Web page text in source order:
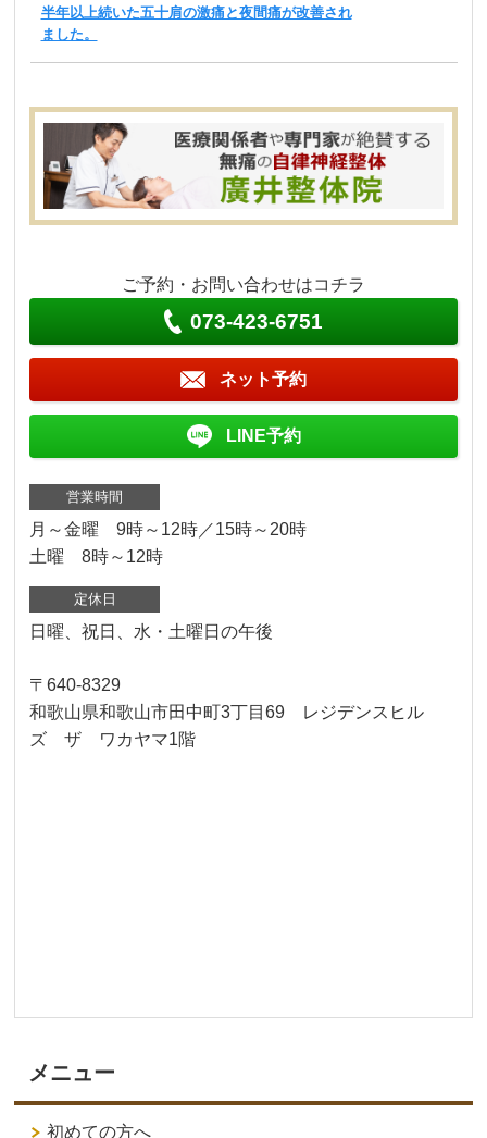
半年以上続いた五十肩の激痛と夜間痛が改善され
ました。
ご予約・お問い合わせはコチラ
073-423-6751
ネット予約
LINE予約
営業時間
月～金曜 9時～12時／15時～20時
土曜 8時～12時
定休日
日曜、祝日、水・土曜日の午後
〒640-8329
和歌山県和歌山市田中町3丁目69 レジデンスヒル
ズ ザ ワカヤマ1階
メニュー
初めての方へ